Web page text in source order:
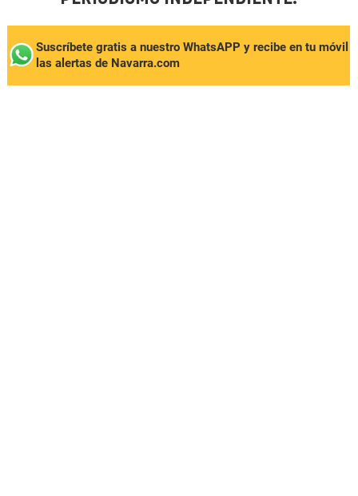
Suscríbete gratis a nuestro WhatsAPP y recibe en tu móvil
las alertas de Navarra.com